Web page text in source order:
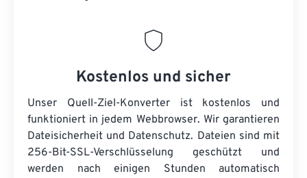
Kostenlos und sicher
Unser Quell-Ziel-Konverter ist kostenlos und
funktioniert in jedem Webbrowser. Wir garantieren
Dateisicherheit und Datenschutz. Dateien sind mit
256-Bit-SSL-Verschlüsselung geschützt und
werden nach einigen Stunden automatisch